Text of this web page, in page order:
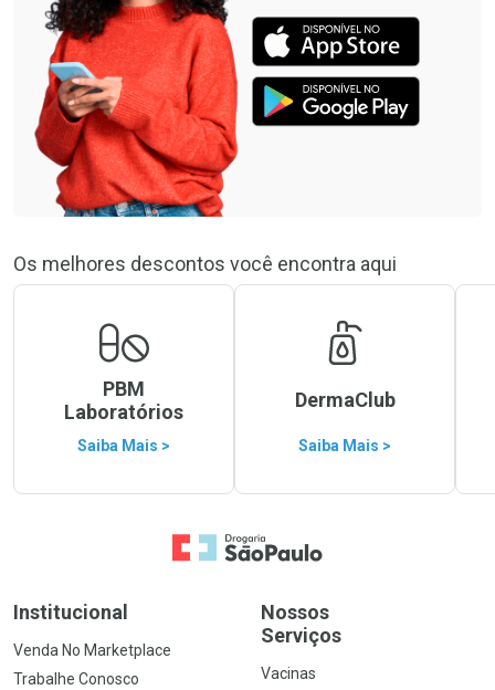
Os melhores descontos você encontra aqui
PBM
Laboratórios
Saiba Mais >
DermaClub
Saiba Mais >
Ir para a Home
Institucional
Venda No Marketplace
Trabalhe Conosco
Nossos
Serviços
Vacinas